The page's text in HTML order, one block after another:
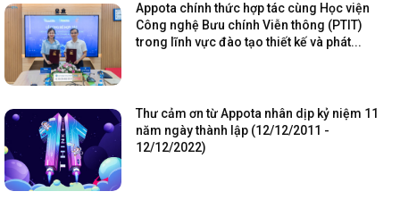
Appota chính thức hợp tác cùng Học viện
Công nghệ Bưu chính Viễn thông (PTIT)
trong lĩnh vực đào tạo thiết kế và phát...
Thư cảm ơn từ Appota nhân dịp kỷ niệm 11
năm ngày thành lập (12/12/2011 -
12/12/2022)